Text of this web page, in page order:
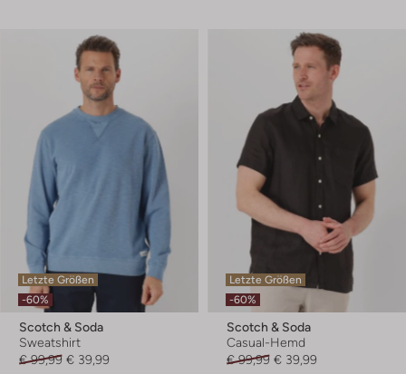
Letzte Größen
-60%
Scotch & Soda
Sweatshirt
€ 99,99 € 39,99
Letzte Größen
-60%
Scotch & Soda
Casual-Hemd
€ 99,99 € 39,99